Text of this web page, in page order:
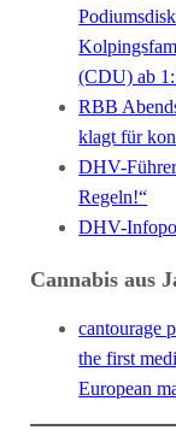
(CDU) ab
RBB
klagt für
DHV-
Regeln!“
DHV-
Cannabis aus
cantourage
the first
European